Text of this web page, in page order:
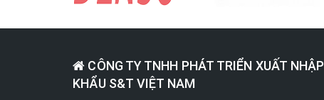
CÔNG TY TNHH PHÁT TRIỂN XUẤT NHẬP
KHẨU S&T VIỆT NAM